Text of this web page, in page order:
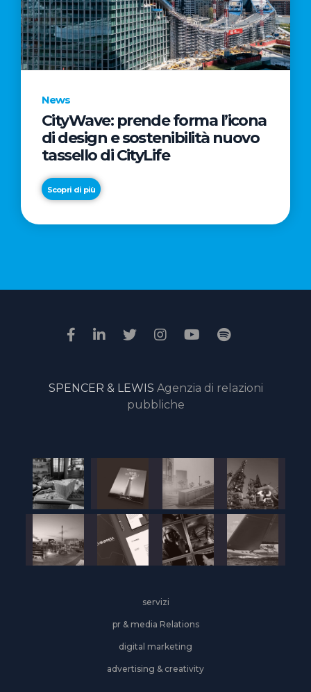
News
CityWave: prende forma l’icona
di design e sostenibilità nuovo
tassello di CityLife
Scopri di più
News
“Passione
il
della
giuria
online
SPENCER & LEWIS Agenzia di relazioni
pubbliche
servizi
pr & media Relations
digital marketing
advertising & creativity